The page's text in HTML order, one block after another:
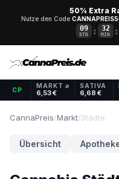
50% Extra
Nutze den Code
09
STD : 32
MIN :
CP
MARKT ⌀
6,53 €
SATIVA
6,68 €
CannaPreis/Markt/Städte
Übersicht